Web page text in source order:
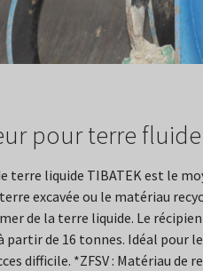
pour terre fluide
terre liquide TIBATEK est le
excavée ou le matériau
de la terre liquide. Le
partir de 16 tonnes. Idéal pour
difficile. *ZFSV : Matériau